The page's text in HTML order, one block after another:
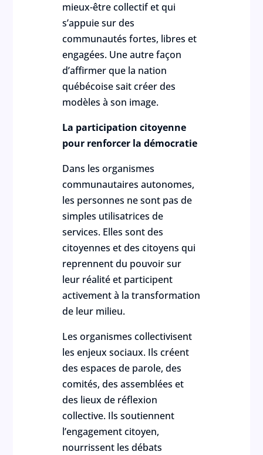
mieux-être collectif et qui
s’appuie sur des
communautés fortes, libres et
engagées. Une autre façon
d’affirmer que la nation
québécoise sait créer des
modèles à son image.
La participation citoyenne
pour renforcer la démocratie
Dans les organismes
communautaires autonomes,
les personnes ne sont pas de
simples utilisatrices de
services. Elles sont des
citoyennes et des citoyens qui
reprennent du pouvoir sur
leur réalité et participent
activement à la transformation
de leur milieu.
Les organismes collectivisent
les enjeux sociaux. Ils créent
des espaces de parole, des
comités, des assemblées et
des lieux de réflexion
collective. Ils soutiennent
l’engagement citoyen,
nourrissent les débats